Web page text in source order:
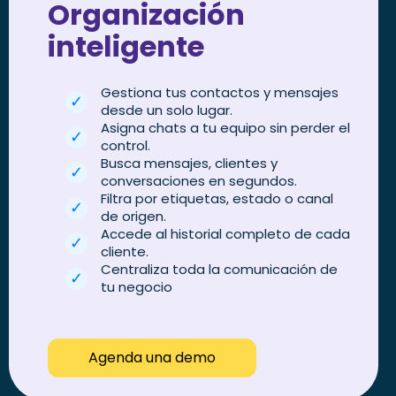
Organización
inteligente
Gestiona tus contactos y mensajes
desde un solo lugar.
Asigna chats a tu equipo sin perder el
control.
Busca mensajes, clientes y
conversaciones en segundos.
Filtra por etiquetas, estado o canal
de origen.
Accede al historial completo de cada
cliente.
Centraliza toda la comunicación de
tu negocio
Agenda una demo